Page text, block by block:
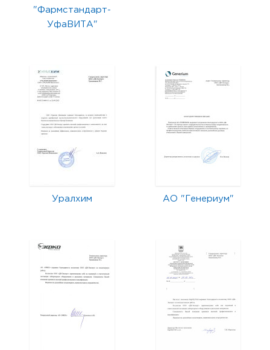
"Фармстандарт-
УфаВИТА"
Уралхим АО "Генериум"